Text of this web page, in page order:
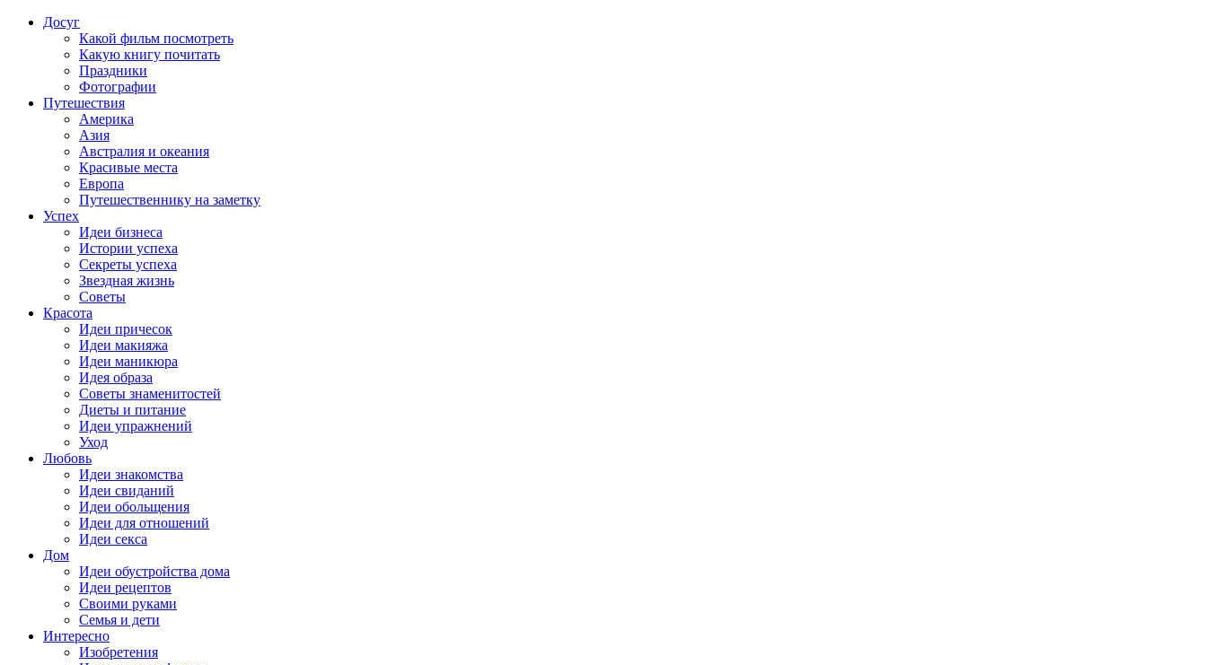
Досуг
Какой фильм посмотреть
Какую книгу почитать
Праздники
Фотографии
Путешествия
Америка
Азия
Австралия и океания
Красивые места
Европа
Путешественнику на заметку
Успех
Идеи бизнеса
Истории успеха
Секреты успеха
Звездная жизнь
Советы
Красота
Идеи причесок
Идеи макияжа
Идеи маникюра
Идея образа
Советы знаменитостей
Диеты и питание
Идеи упражнений
Уход
Любовь
Идеи знакомства
Идеи свиданий
Идеи обольщения
Идеи для отношений
Идеи секса
Дом
Идеи обустройства дома
Идеи рецептов
Своими руками
Семья и дети
Интересно
Изобретения